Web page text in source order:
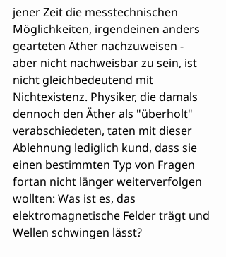
jener Zeit die messtechnischen
Möglichkeiten, irgendeinen anders
gearteten Äther nachzuweisen -
aber nicht nachweisbar zu sein, ist
nicht gleichbedeutend mit
Nichtexistenz. Physiker, die damals
dennoch den Äther als "überholt"
verabschiedeten, taten mit dieser
Ablehnung lediglich kund, dass sie
einen bestimmten Typ von Fragen
fortan nicht länger weiterverfolgen
wollten: Was ist es, das
elektromagnetische Felder trägt und
Wellen schwingen lässt?